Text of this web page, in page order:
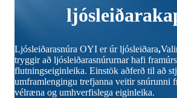
Ljósleiðarasnúra OYI er úr ljósleiðara,
tryggir að ljósleiðarasnúrurnar hafi
flutningseiginleika. Einstök aðferð til að
umframlengingu trefjanna veitir snúrunni
vélræna og umhverfislega eiginleika.